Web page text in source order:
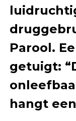
Parool.
getuigt:
hangt